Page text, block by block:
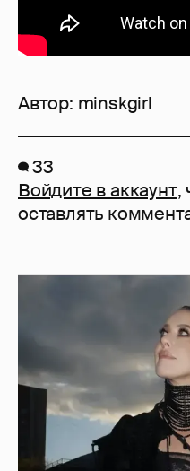
Автор: minskgirl
33
Войдите в аккаунт,
оставлять